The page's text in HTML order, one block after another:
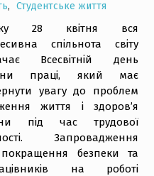
, Студентське життя
28 квітня вся
спільнота світу
Всесвітній день
праці, який має
увагу до проблем
життя і здоров’я
під час трудової
Запровадження
безпеки та
на роботі